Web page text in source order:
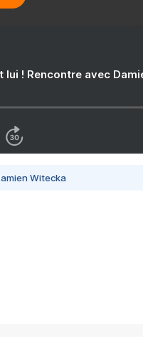
! Rencontre avec
Witecka